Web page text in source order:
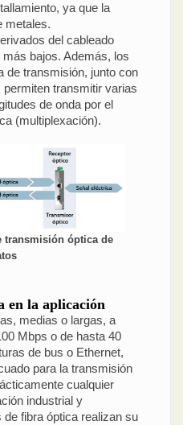
ya que la
metales.
del cableado
bajos. Además, los
de transmisión, junto con
transmitir varias
de onda por el
(multiplexación).
transmisión óptica de
en la aplicación
medias o largas, a
Mbps o de hasta 40
de bus o Ethernet,
para la transmisión
cualquier
industrial y
fibra óptica realizan su